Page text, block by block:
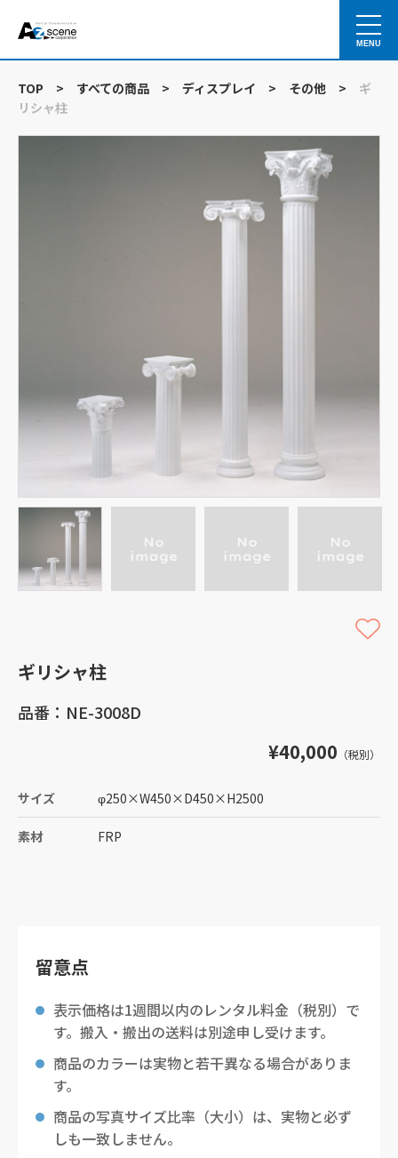
MENU
TOP > すべての商品 > ディスプレイ > その他 >
ギ
リシャ柱
ギリシャ柱
品番：NE-3008D
¥40,000 （税別）
サイズ φ250×W450×D450×H2500
素材 FRP
留意点
表示価格は1週間以内のレンタル料金（税別）で
す。搬入・搬出の送料は別途申し受けます。
商品のカラーは実物と若干異なる場合がありま
す。
商品の写真サイズ比率（大小）は、実物と必ず
しも一致しません。